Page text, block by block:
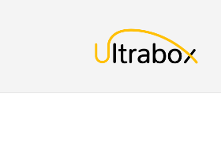
Iniciar Sesion Crear cuenta